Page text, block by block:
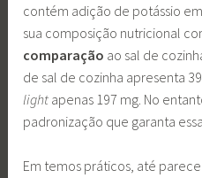
contém adição de potássio
sua composição nutricional
comparação ao sal de
de sal de cozinha apresenta
light apenas 197 mg. No
padronização que garanta
Em temos práticos, até